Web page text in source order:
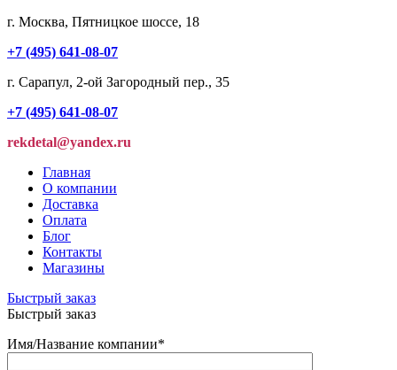
г. Москва, Пятницкое шоссе, 18
+7 (495) 641-08-07
г. Сарапул, 2-ой Загородный пер., 35
+7 (495) 641-08-07
rekdetal@yandex.ru
Главная
О компании
Доставка
Оплата
Блог
Контакты
Магазины
Быстрый заказ
Быстрый заказ
Имя/Название компании*